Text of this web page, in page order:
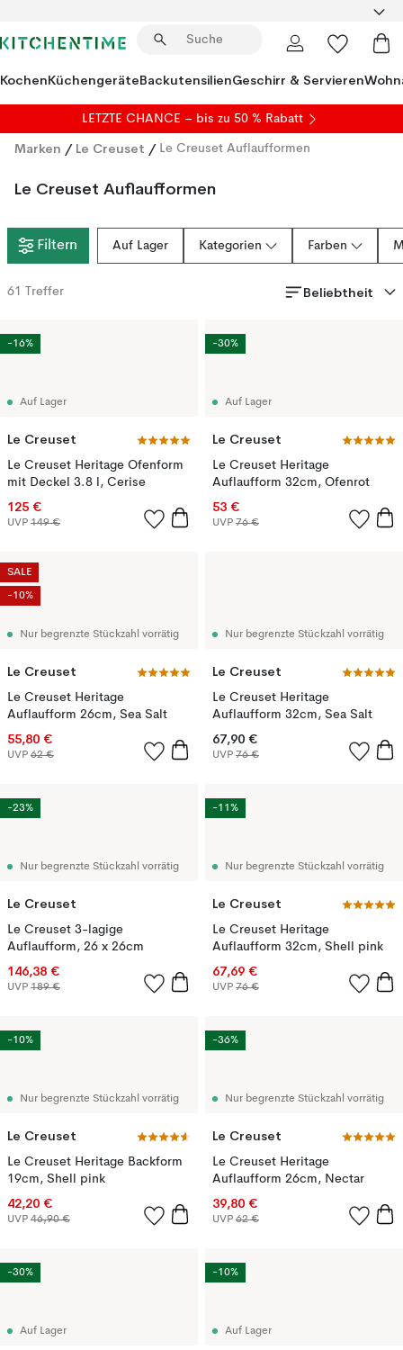
KochenKüchengeräteBackutensilienGeschirr & Servieren
LETZTE CHANCE – bis zu 50 % Rabatt
Marken / Le Creuset / Le Creuset Auflaufformen
Le Creuset Auflaufformen
Filtern Auf Lager Kategorien Farben
61 Treffer Beliebtheit
Auf Lager
Le Creuset
Le Creuset Heritage Ofenform
mit Deckel 3.8 l, Cerise
125 €
UVP 149 €
-16%
Auf Lager
Le Creuset
Le Creuset Heritage
Auflaufform 32cm, Ofenrot
53 €
UVP 76 €
-30%
Nur begrenzte Stückzahl vorrätig
Le Creuset
Le Creuset Heritage
Auflaufform 26cm, Sea Salt
55,80 €
UVP 62 €
SALE
-10%
Nur begrenzte Stückzahl vorrätig
Le Creuset
Le Creuset Heritage
Auflaufform 32cm, Sea Salt
67,90 €
UVP 76 €
Nur begrenzte Stückzahl vorrätig
Le Creuset
Le Creuset 3-lagige
Auflaufform, 26 x 26cm
146,38 €
UVP 189 €
-23%
Nur begrenzte Stückzahl vorrätig
Le Creuset
Le Creuset Heritage
Auflaufform 32cm, Shell pink
67,69 €
UVP 76 €
-11%
Nur begrenzte Stückzahl vorrätig
Le Creuset
Le Creuset Heritage Backform
19cm, Shell pink
42,20 €
UVP 46,90 €
-10%
Nur begrenzte Stückzahl vorrätig
Le Creuset
Le Creuset Heritage
Auflaufform 26cm, Nectar
39,80 €
UVP 62 €
-36%
Auf Lager
-30%
Auf Lager
-10%